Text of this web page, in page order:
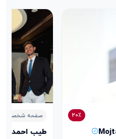
20٪ صفحه شخصی
طیب احمدی Tayeb Ahmadi